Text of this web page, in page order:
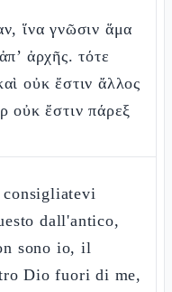
ἵνα γνῶσιν ἅμα
ἀρχῆς. τότε
οὐκ ἔστιν ἄλλος
οὐκ ἔστιν πάρεξ
consigliatevi
dall'antico,
sono io, il
Dio fuori di me,